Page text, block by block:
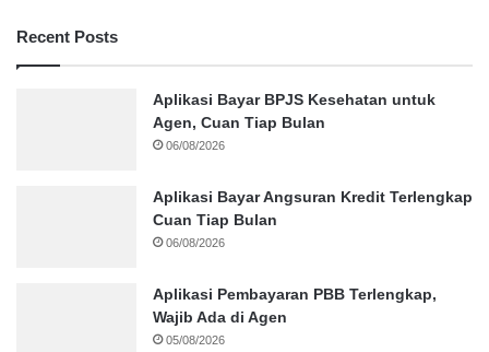
Recent Posts
Aplikasi Bayar BPJS Kesehatan untuk
Agen, Cuan Tiap Bulan
06/08/2026
Aplikasi Bayar Angsuran Kredit Terlengkap
Cuan Tiap Bulan
06/08/2026
Aplikasi Pembayaran PBB Terlengkap,
Wajib Ada di Agen
05/08/2026